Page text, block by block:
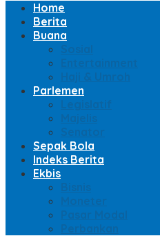
Home
Berita
Buana
Sosial
Entertainment
Haji & Umroh
Parlemen
Legislatif
Majelis
Senator
Sepak Bola
Indeks Berita
Ekbis
Bisnis
Moneter
Pasar Modal
Perbankan